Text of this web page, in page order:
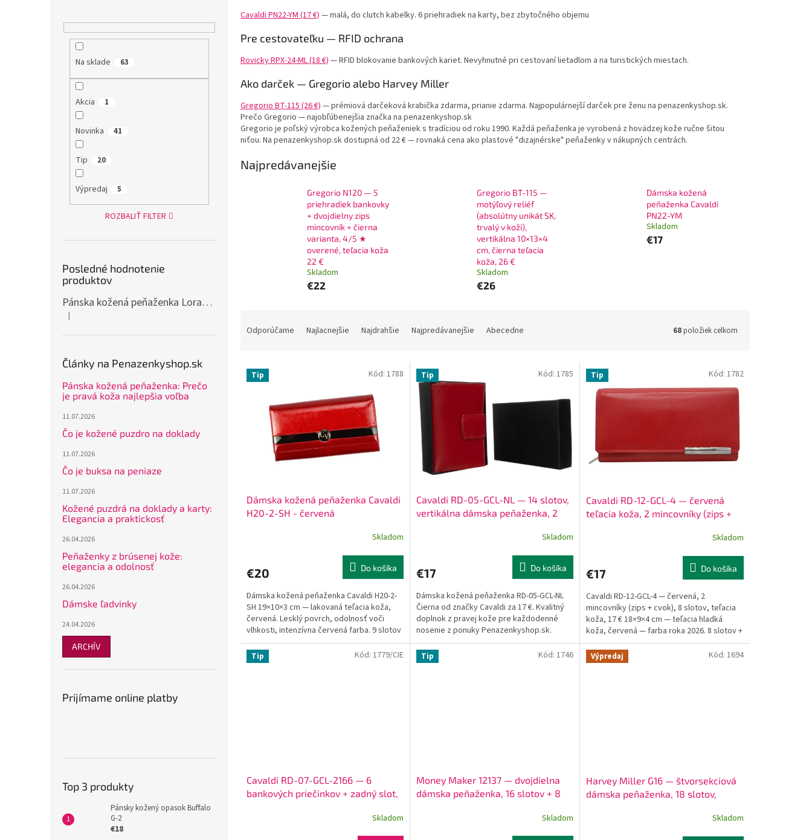
Na sklade 63
Akcia 1
Novinka 41
Tip 20
Výpredaj 5
ROZBALIŤ FILTER
Posledné hodnotenie
produktov
Pánska kožená peňaženka Loranzo R-292 — 10 slotov, mincovník na zips
Hodnotenie produktu je 5 z 5 hviezdičiek.
|
Články na Penazenkyshop.sk
Pánska kožená peňaženka: Prečo
je pravá koža najlepšia voľba
11.07.2026
Čo je kožené puzdro na doklady
11.07.2026
Čo je buksa na peniaze
11.07.2026
Kožené puzdrá na doklady a karty:
Elegancia a praktickosť
26.04.2026
Peňaženky z brúsenej kože:
elegancia a odolnosť
26.04.2026
Dámske ľadvinky
24.04.2026
ARCHÍV
Prijímame online platby
Top 3 produkty
Pánsky kožený opasok Buffalo
G-2
€18
Cavaldi PN22-YM (17 €) — malá, do clutch kabelky. 6 priehradiek na karty, bez zbytočného objemu
Pre cestovateľku — RFID ochrana
Rovicky RPX-24-ML (18 €) — RFID blokovanie bankových kariet. Nevyhnutné pri cestovaní lietadlom a na turistických miestach.
Ako darček — Gregorio alebo Harvey Miller
Gregorio BT-115 (26 €) — prémiová darčeková krabička zdarma, prianie zdarma. Najpopulárnejší darček pre ženu na penazenkyshop.sk.
Prečo Gregorio — najobľúbenejšia značka na penazenkyshop.sk
Gregorio je poľský výrobca kožených peňaženiek s tradíciou od roku 1990. Každá peňaženka je vyrobená z hovädzej kože ručne šitou
niťou. Na penazenkyshop.sk dostupná od 22 € — rovnaká cena ako plastové "dizajnérske" peňaženky v nákupných centrách.
Najpredávanejšie
Gregorio N120 — 5
priehradiek bankovky
+ dvojdielny zips
mincovník + čierna
varianta, 4/5 ★
overené, teľacia koža
22 €
Skladom
€22
Gregorio BT-115 —
motýľový reliéf
(absolútny unikát SK,
trvalý v koži),
vertikálna 10×13×4
cm, čierna teľacia
koža, 26 €
Skladom
€26
Dámska kožená
peňaženka Cavaldi
PN22-YM
Skladom
€17
n
Odporúčame Najlacnejšie Najdrahšie Najpredávanejšie Abecedne 68položiek celkom
V Tip
Dámska kožená peňaženka Cavaldi
H20-2-SH - červená
Skladom
€20 Do košíka
Dámska kožená peňaženka Cavaldi H20-2-
SH 19×10×3 cm — lakovaná teľacia koža,
červená. Lesklý povrch, odolnosť voči
vlhkosti, intenzívna červená farba. 9 slotov
+ 3 priehradky na...
Kód: 1788 Tip
Cavaldi RD-05-GCL-NL — 14 slotov,
vertikálna dámska peňaženka, 2
Skladom
€17 Do košíka
Dámska kožená peňaženka RD-05-GCL-NL
Čierna od značky Cavaldi za 17 €. Kvalitný
doplnok z pravej kože pre každodenné
nosenie z ponuky Penazenkyshop.sk.
Kód: 1785 Tip
Cavaldi RD-12-GCL-4 — červená
teľacia koža, 2 mincovníky (zips +
Skladom
€17 Do košíka
Cavaldi RD-12-GCL-4 — červená, 2
mincovníky (zips + cvok), 8 slotov, teľacia
koža, 17 € 18×9×4 cm — teľacia hladká
koža, červená — farba roka 2026. 8 slotov +
3 priehradky na...
Kód: 1782
Tip
Cavaldi RD-07-GCL-2166 — 6
bankových priečinkov + zadný slot,
Skladom
Kód: 1779/CIE Tip
Money Maker 12137 — dvojdielna
dámska peňaženka, 16 slotov + 8
Skladom
Kód: 1746 Výpredaj
Harvey Miller G16 — štvorsekciová
dámska peňaženka, 18 slotov,
Skladom
Kód: 1694